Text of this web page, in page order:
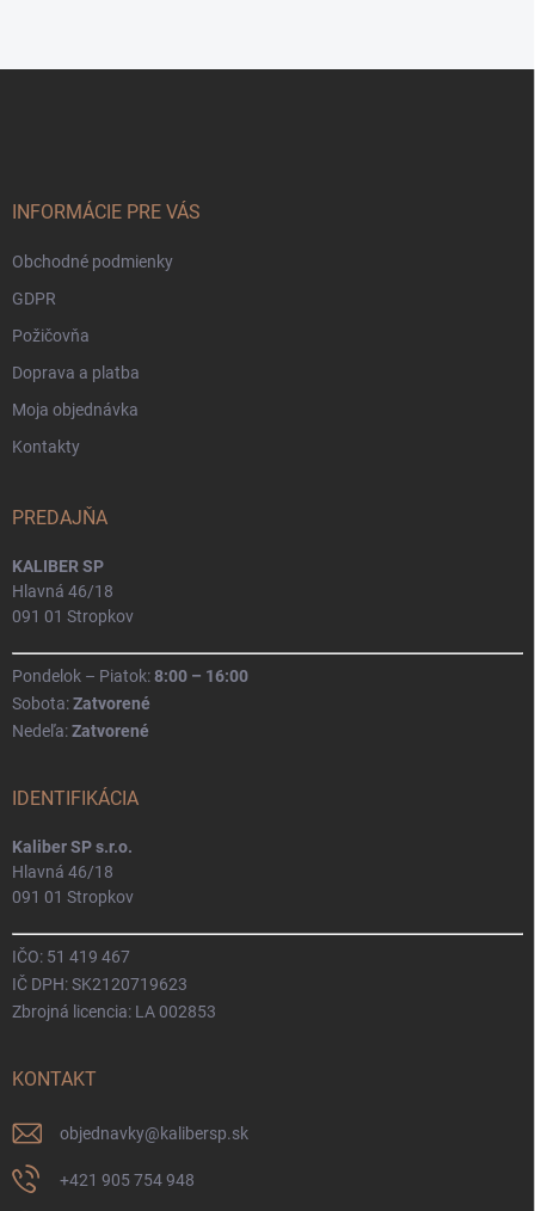
INFORMÁCIE PRE VÁS
Obchodné podmienky
GDPR
Požičovňa
Doprava a platba
Moja objednávka
Kontakty
PREDAJŇA
KALIBER SP
Hlavná 46/18
091 01 Stropkov
Pondelok – Piatok:8:00 – 16:00
Sobota:Zatvorené
Nedeľa:Zatvorené
IDENTIFIKÁCIA
Kaliber SP s.r.o.
Hlavná 46/18
091 01 Stropkov
IČO: 51 419 467
IČ DPH: SK2120719623
Zbrojná licencia: LA 002853
KONTAKT
objednavky@kalibersp.sk
+421 905 754 948